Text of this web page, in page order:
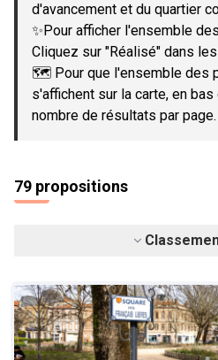
d'avancement et du quartier
✨Pour afficher l'ensemble
Cliquez sur "Réalisé" dans
🗺️ Pour que l'ensemble des
s'affichent sur la carte, en
nombre de résultats par page.
79 propositions